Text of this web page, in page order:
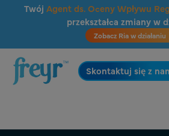
Przejdź do głównej treści
Twój Agent ds. Oceny Wpływu
przekształca zmiany w
Zobacz Ria w działaniu
.
Skontaktuj się z